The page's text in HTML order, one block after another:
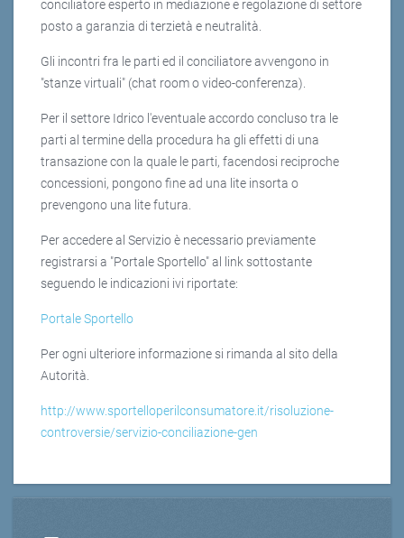
conciliatore esperto in mediazione e regolazione di settore
posto a garanzia di terzietà e neutralità.
Gli incontri fra le parti ed il conciliatore avvengono in
"stanze virtuali" (chat room o video-conferenza).
Per il settore Idrico l'eventuale accordo concluso tra le
parti al termine della procedura ha gli effetti di una
transazione con la quale le parti, facendosi reciproche
concessioni, pongono fine ad una lite insorta o
prevengono una lite futura.
Per accedere al Servizio è necessario previamente
registrarsi a "Portale Sportello" al link sottostante
seguendo le indicazioni ivi riportate:
Portale Sportello
Per ogni ulteriore informazione si rimanda al sito della
Autorità.
http://www.sportelloperilconsumatore.it/risoluzione-
controversie/servizio-conciliazione-gen